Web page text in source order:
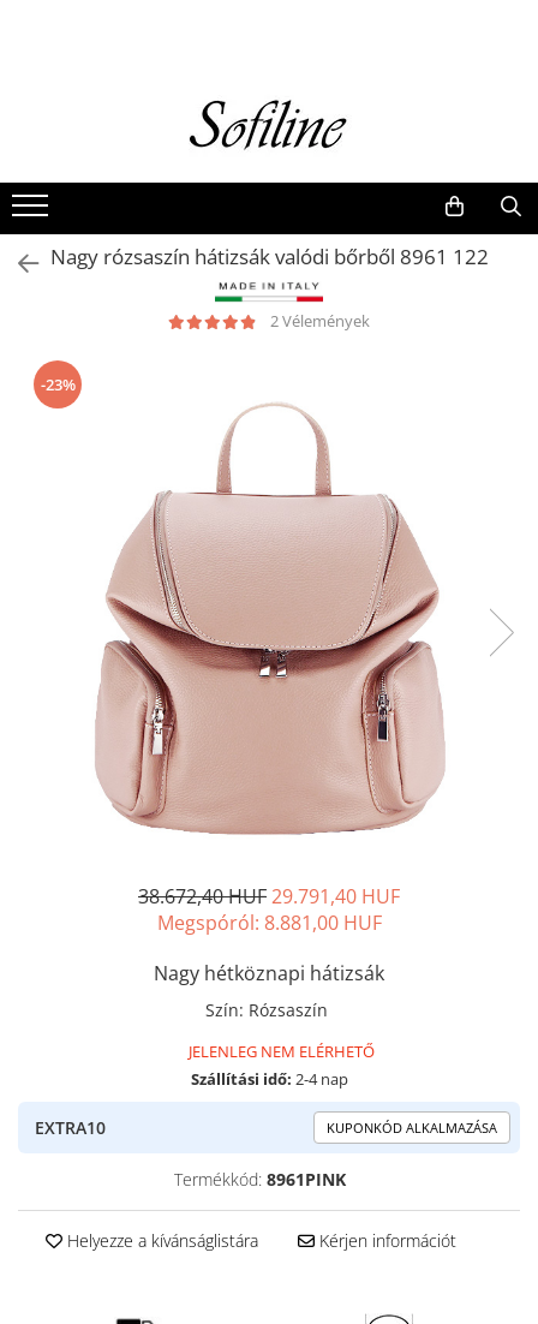
Valódi bőr
Hátizsákok
Elegáns kistáskák
Nagy rózsaszín hátizsák valódi bőrből 8961 122
2 Vélemények
-23%
38.672,40 HUF29.791,40 HUF
Megspóról: 8.881,00 HUF
Nagy hétköznapi hátizsák
Szín: Rózsaszín
JELENLEG NEM ELÉRHETŐ
Szállítási idő: 2-4 nap
EXTRA10 KUPONKÓD ALKALMAZÁSA
Termékkód: 8961PINK
Helyezze a kívánságlistára Kérjen információt